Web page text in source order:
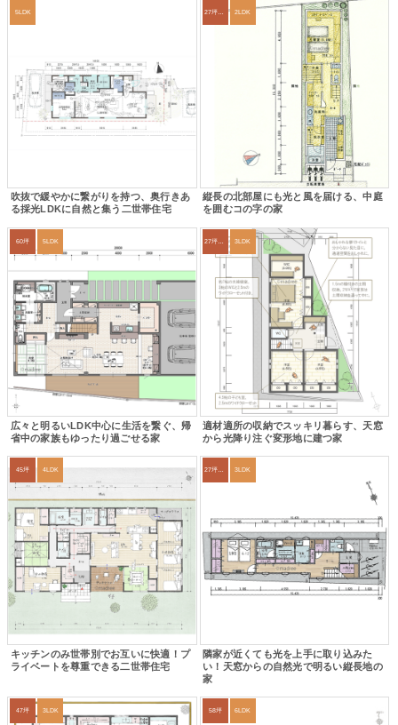
5LDK
吹抜で緩やかに繋がりを持つ、奥行きあ
る採光LDKに自然と集う二世帯住宅
27坪〜30坪 2LDK
縦長の北部屋にも光と風を届ける、中庭
を囲むコの字の家
60坪 5LDK
広々と明るいLDK中心に生活を繋ぐ、帰
省中の家族もゆったり過ごせる家
27坪〜30坪 3LDK
適材適所の収納でスッキリ暮らす、天窓
から光降り注ぐ変形地に建つ家
45坪 4LDK
キッチンのみ世帯別でお互いに快適！プ
ライベートを尊重できる二世帯住宅
27坪〜30坪 3LDK
隣家が近くても光を上手に取り込みた
い！天窓からの自然光で明るい縦長地の
家
47坪 3LDK 58坪 6LDK